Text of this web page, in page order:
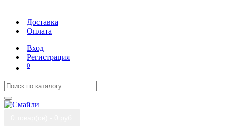
Доставка
Оплата
Вход
Регистрация
0